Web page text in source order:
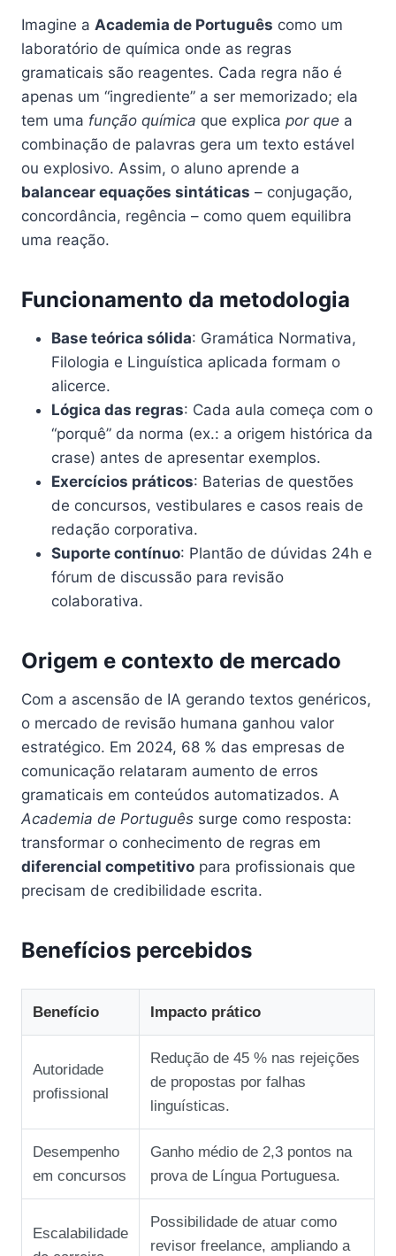
Imagine a Academia de Português como um
laboratório de química onde as regras
gramaticais são reagentes. Cada regra não é
apenas um “ingrediente” a ser memorizado; ela
tem uma função química que explica por que a
combinação de palavras gera um texto estável
ou explosivo. Assim, o aluno aprende a
balancear equações sintáticas – conjugação,
concordância, regência – como quem equilibra
uma reação.
Funcionamento da metodologia
Base teórica sólida: Gramática Normativa,
Filologia e Linguística aplicada formam o
alicerce.
Lógica das regras: Cada aula começa com o
“porquê” da norma (ex.: a origem histórica da
crase) antes de apresentar exemplos.
Exercícios práticos: Baterias de questões
de concursos, vestibulares e casos reais de
redação corporativa.
Suporte contínuo: Plantão de dúvidas 24h e
fórum de discussão para revisão
colaborativa.
Origem e contexto de mercado
Com a ascensão de IA gerando textos genéricos,
o mercado de revisão humana ganhou valor
estratégico. Em 2024, 68 % das empresas de
comunicação relataram aumento de erros
gramaticais em conteúdos automatizados. A
Academia de Português surge como resposta:
transformar o conhecimento de regras em
diferencial competitivo para profissionais que
precisam de credibilidade escrita.
Benefícios percebidos
Benefício Impacto prático
Autoridade
profissional
Redução de 45 % nas rejeições
de propostas por falhas
linguísticas.
Desempenho
em concursos
Ganho médio de 2,3 pontos na
prova de Língua Portuguesa.
Escalabilidade
Possibilidade de atuar como
revisor freelance, ampliando a